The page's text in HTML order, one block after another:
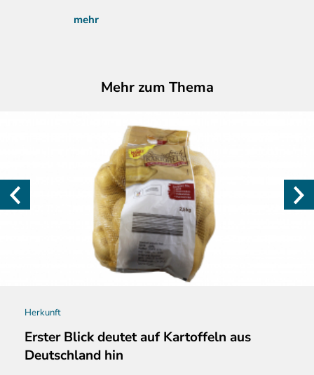
mehr
Mehr zum Thema
Herkunft
Erster Blick deutet auf Kartoffeln aus
Deutschland hin